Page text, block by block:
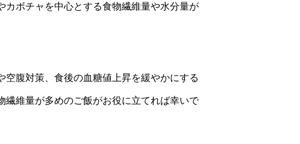
カボチャを中心とする食物繊維量や水分量が
腹対策、食後の血糖値上昇を緩やかにする
繊維量が多めのご飯がお役に立てれば幸いで